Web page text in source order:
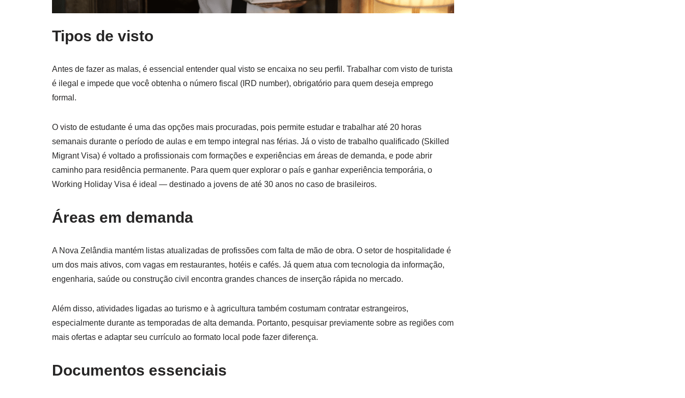
Tipos de visto
Antes de fazer as malas, é essencial entender qual visto se encaixa no seu perfil. Trabalhar com visto de turista
é ilegal e impede que você obtenha o número fiscal (IRD number), obrigatório para quem deseja emprego
formal.
O visto de estudante é uma das opções mais procuradas, pois permite estudar e trabalhar até 20 horas
semanais durante o período de aulas e em tempo integral nas férias. Já o visto de trabalho qualificado (Skilled
Migrant Visa) é voltado a profissionais com formações e experiências em áreas de demanda, e pode abrir
caminho para residência permanente. Para quem quer explorar o país e ganhar experiência temporária, o
Working Holiday Visa é ideal — destinado a jovens de até 30 anos no caso de brasileiros.
Áreas em demanda
A Nova Zelândia mantém listas atualizadas de profissões com falta de mão de obra. O setor de hospitalidade é
um dos mais ativos, com vagas em restaurantes, hotéis e cafés. Já quem atua com tecnologia da informação,
engenharia, saúde ou construção civil encontra grandes chances de inserção rápida no mercado.
Além disso, atividades ligadas ao turismo e à agricultura também costumam contratar estrangeiros,
especialmente durante as temporadas de alta demanda. Portanto, pesquisar previamente sobre as regiões com
mais ofertas e adaptar seu currículo ao formato local pode fazer diferença.
Documentos essenciais